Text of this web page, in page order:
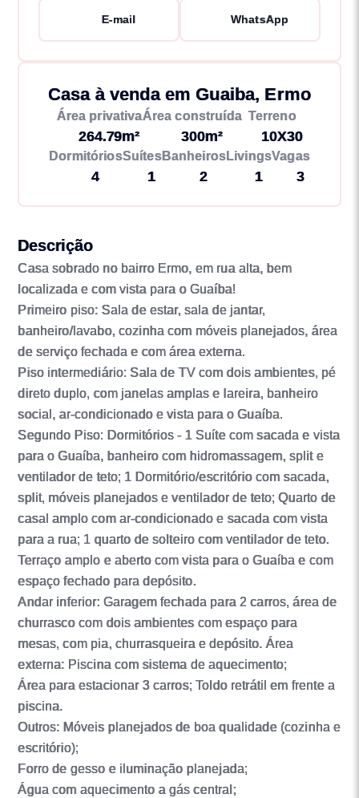
E-mail WhatsApp
Casa à venda em Guaiba, Ermo
Área privativa
264.79m²
Área construída
300m²
Terreno
10X30
Dormitórios
4
Suítes
1
Banheiros
2
Livings
1
Vagas
3
Descrição
Casa sobrado no bairro Ermo, em rua alta, bem
localizada e com vista para o Guaíba!
Primeiro piso: Sala de estar, sala de jantar,
banheiro/lavabo, cozinha com móveis planejados, área
de serviço fechada e com área externa.
Piso intermediário: Sala de TV com dois ambientes, pé
direto duplo, com janelas amplas e lareira, banheiro
social, ar-condicionado e vista para o Guaíba.
Segundo Piso: Dormitórios - 1 Suíte com sacada e vista
para o Guaíba, banheiro com hidromassagem, split e
ventilador de teto; 1 Dormitório/escritório com sacada,
split, móveis planejados e ventilador de teto; Quarto de
casal amplo com ar-condicionado e sacada com vista
para a rua; 1 quarto de solteiro com ventilador de teto.
Terraço amplo e aberto com vista para o Guaíba e com
espaço fechado para depósito.
Andar inferior: Garagem fechada para 2 carros, área de
churrasco com dois ambientes com espaço para
mesas, com pia, churrasqueira e depósito. Área
externa: Piscina com sistema de aquecimento;
Área para estacionar 3 carros; Toldo retrátil em frente a
piscina.
Outros: Móveis planejados de boa qualidade (cozinha e
escritório);
Forro de gesso e iluminação planejada;
Água com aquecimento a gás central;